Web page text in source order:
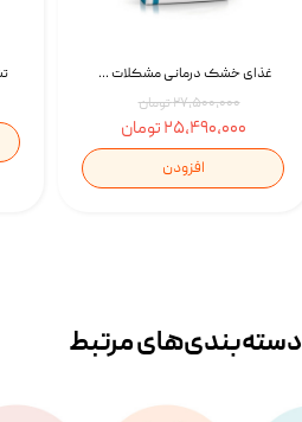
غذای خشک درمانی مشکلات گوارشی سگ رویال کنین Royal Canin Hypoallergenic وزن 7 کیلوگرم | پت استوک
۲۷,۵۰۰,۰۰۰ تومان
۲۵,۴۹۰,۰۰۰ تومان
افزودن
دسته‌بندی‌‌های مرتبط